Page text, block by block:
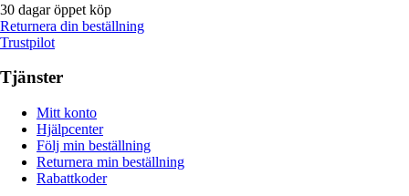
30 dagar öppet köp
Returnera din beställning
Trustpilot
Tjänster
Mitt konto
Hjälpcenter
Följ min beställning
Returnera min beställning
Rabattkoder